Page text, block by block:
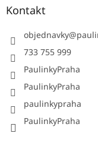
Kontakt
objednavky@
733 755 999
PaulinkyPraha
PaulinkyPraha
paulinkypraha
PaulinkyPraha